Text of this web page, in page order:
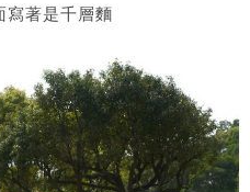
寫著是千層麵